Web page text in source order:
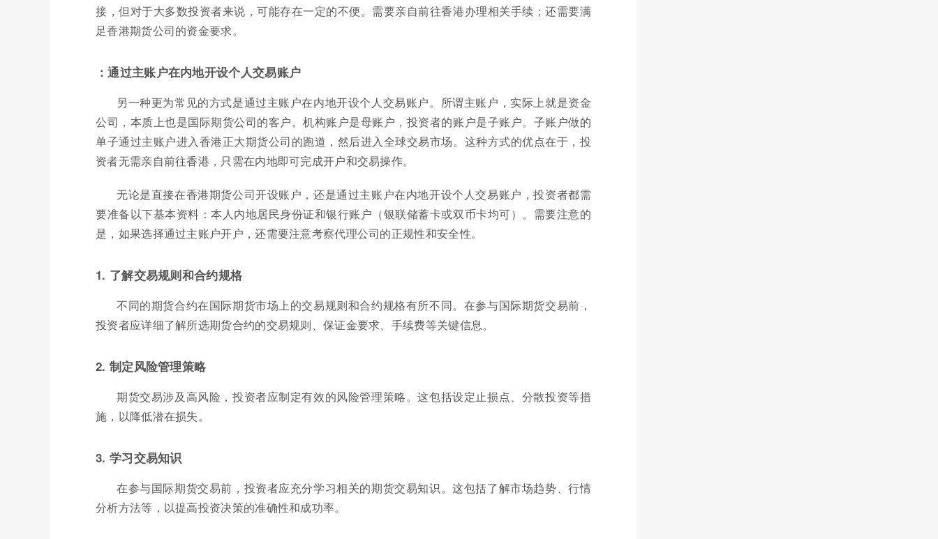
接，但对于大多数投资者来说，可能存在一定的不便。需要亲自前往香港办理相关手续；还需要满
足香港期货公司的资金要求。
：通过主账户在内地开设个人交易账户
另一种更为常见的方式是通过主账户在内地开设个人交易账户。所谓主账户，实际上就是资金
公司，本质上也是国际期货公司的客户。机构账户是母账户，投资者的账户是子账户。子账户做的
单子通过主账户进入香港正大期货公司的跑道，然后进入全球交易市场。这种方式的优点在于，投
资者无需亲自前往香港，只需在内地即可完成开户和交易操作。
无论是直接在香港期货公司开设账户，还是通过主账户在内地开设个人交易账户，投资者都需
要准备以下基本资料：本人内地居民身份证和银行账户（银联储蓄卡或双币卡均可）。需要注意的
是，如果选择通过主账户开户，还需要注意考察代理公司的正规性和安全性。
1. 了解交易规则和合约规格
不同的期货合约在国际期货市场上的交易规则和合约规格有所不同。在参与国际期货交易前，
投资者应详细了解所选期货合约的交易规则、保证金要求、手续费等关键信息。
2. 制定风险管理策略
期货交易涉及高风险，投资者应制定有效的风险管理策略。这包括设定止损点、分散投资等措
施，以降低潜在损失。
3. 学习交易知识
在参与国际期货交易前，投资者应充分学习相关的期货交易知识。这包括了解市场趋势、行情
分析方法等，以提高投资决策的准确性和成功率。